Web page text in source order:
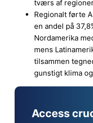
tværs af
Regionalt førte
en andel på
Nordamerika
mens
tilsammen
gunstigt klima
Access